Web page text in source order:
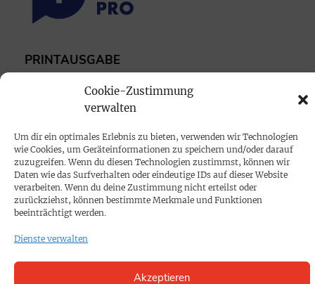
Cookie-Zustimmung
verwalten
Um dir ein optimales Erlebnis zu bieten, verwenden wir Technologien
wie Cookies, um Geräteinformationen zu speichern und/oder darauf
zuzugreifen. Wenn du diesen Technologien zustimmst, können wir
Daten wie das Surfverhalten oder eindeutige IDs auf dieser Website
verarbeiten. Wenn du deine Zustimmung nicht erteilst oder
zurückziehst, können bestimmte Merkmale und Funktionen
beeinträchtigt werden.
Dienste verwalten
Akzeptieren
PRINTAUSGABE
Mediadaten
Impressum
SPENDEN
Datenschutz
KONTAKT